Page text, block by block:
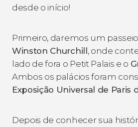
desde o início!
Primeiro, daremos um
Winston Churchill, onde
lado de fora o Petit Palais e o
Ambos os palácios foram
Exposição Universal de Paris
Depois de conhecer sua